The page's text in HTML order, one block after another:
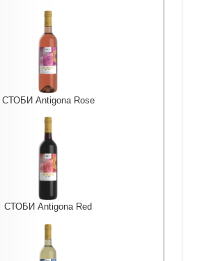
СТОБИ Antigona Rоse
СТОБИ Antigona Red